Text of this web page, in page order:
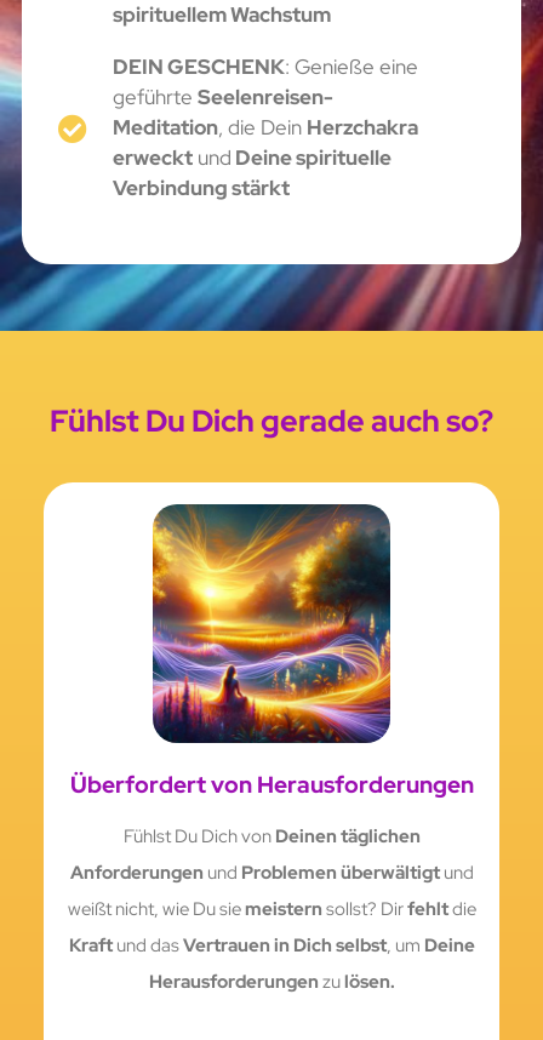
spirituellem Wachstum
DEIN GESCHENK: Genieße eine
geführte Seelenreisen-
Meditation, die Dein Herzchakra
erwecktund Deine spirituelle
Verbindung stärkt
Fühlst Du Dich gerade auch so?
Überfordert von Herausforderungen
Fühlst Du Dich von Deinen täglichen
Anforderungen und Problemen überwältigtund
weißt nicht, wie Du siemeistern sollst? Dirfehltdie
Kraft und dasVertrauen in Dich selbst, um Deine
Herausforderungen zulösen.